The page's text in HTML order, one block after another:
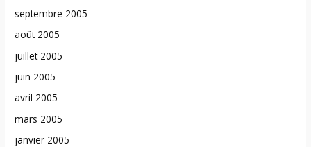
septembre 2005
août 2005
juillet 2005
juin 2005
avril 2005
mars 2005
janvier 2005